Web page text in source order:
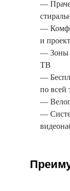
—
—
и
— Зоны
ТВ
—
по всей
—
—